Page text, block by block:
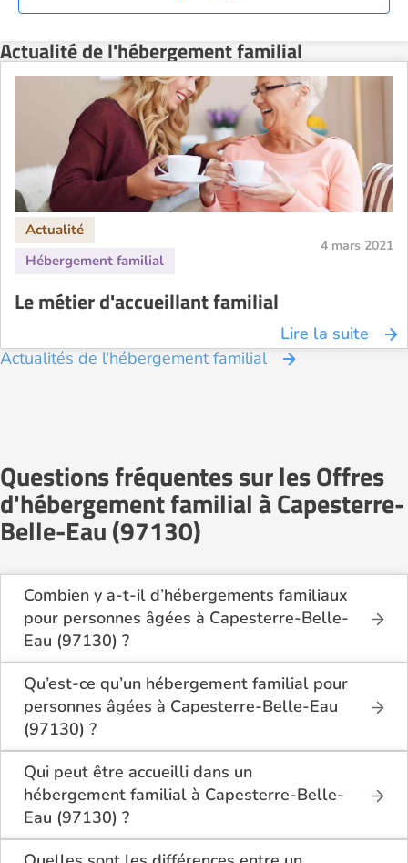
Actualité de l'hébergement familial
4 mars 2021
Le métier d'accueillant familial
Lire la suite
Actualités de l'hébergement familial
Questions fréquentes sur les Offres
d'hébergement familial à Capesterre-
Belle-Eau (97130)
Combien y a-t-il d’hébergements familiaux
pour personnes âgées à Capesterre-Belle-
Eau (97130) ?
Sur Logement-seniors.com, on recense actuellement
1 hébergements familiaux pour personnes âgées à
Capesterre-Belle-Eau (97130) en 2026.
Ces structures offrent un cadre de vie chaleureux et
sécurisant, idéal pour les seniors souhaitant vivre
dans un environnement plus intime que celui d’un
établissement collectif.
Qu’est-ce qu’un hébergement familial pour
personnes âgées à Capesterre-Belle-Eau
(97130) ?
L’hébergement familial permet à une personne âgée
d’être accueillie au domicile d’un accueillant familial
agréé par le département.
Elle y bénéficie d’un cadre de vie convivial, de repas
partagés, d’une présence quotidienne et d’un
accompagnement personnalisé, tout en conservant
Qui peut être accueilli dans un
hébergement familial à Capesterre-Belle-
Eau (97130) ?
Ce mode d’accueil s’adresse aux personnes âgées
de plus de 60 ans, seules ou en couple, qui